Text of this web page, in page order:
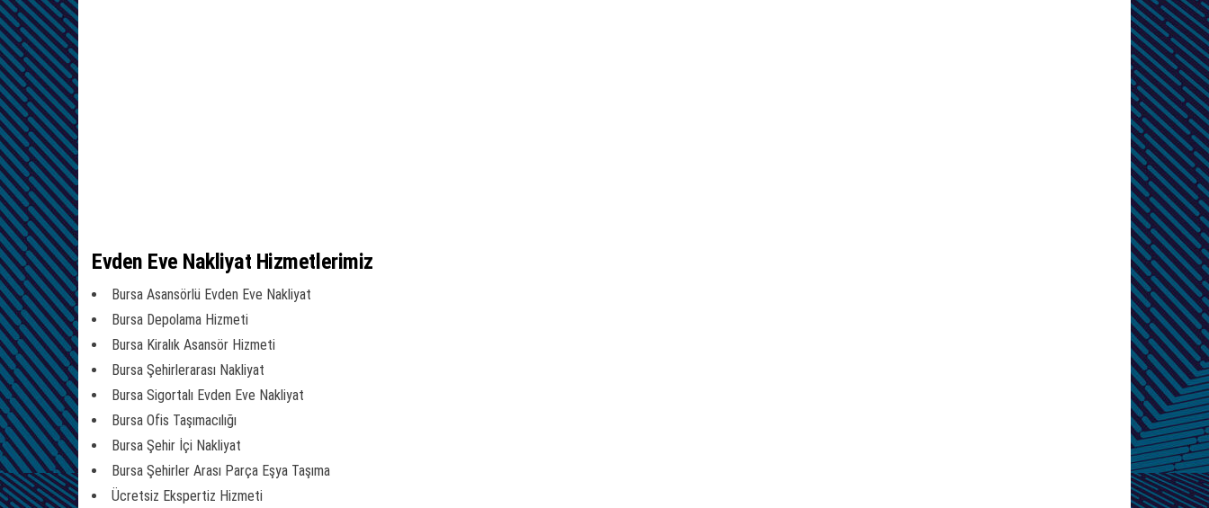
Evden Eve Nakliyat Hizmetlerimiz
Bursa Asansörlü Evden Eve Nakliyat
Bursa Depolama Hizmeti
Bursa Kiralık Asansör Hizmeti
Bursa Şehirlerarası Nakliyat
Bursa Sigortalı Evden Eve Nakliyat
Bursa Ofis Taşımacılığı
Bursa Şehir İçi Nakliyat
Bursa Şehirler Arası Parça Eşya Taşıma
Ücretsiz Ekspertiz Hizmeti